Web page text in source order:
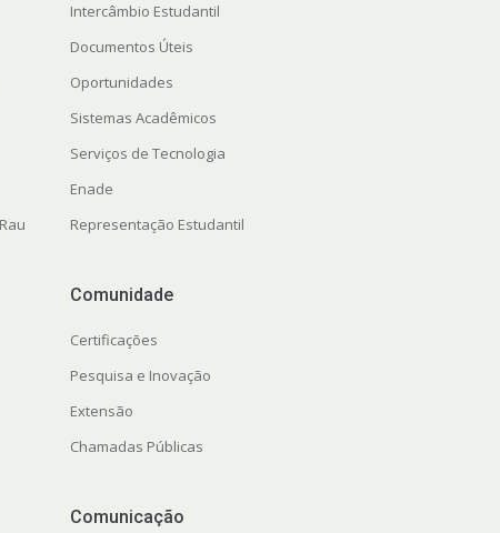
Intercâmbio Estudantil
Documentos Úteis
Oportunidades
Sistemas Acadêmicos
Serviços de Tecnologia
Enade
Representação Estudantil
Comunidade
Certificações
Pesquisa e Inovação
Extensão
Chamadas Públicas
Comunicação